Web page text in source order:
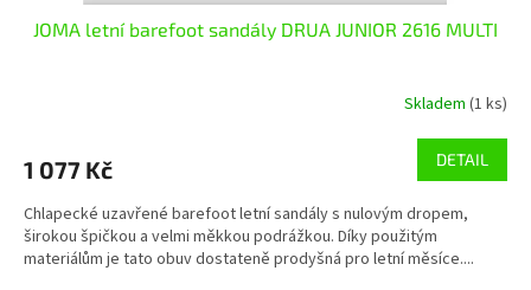
JOMA letní barefoot sandály DRUA JUNIOR 2616 MULTI
Skladem (1 ks)
1 077 Kč DETAIL
Chlapecké uzavřené barefoot letní sandály s nulovým dropem,
širokou špičkou a velmi měkkou podrážkou. Díky použitým
materiálům je tato obuv dostateně prodyšná pro letní měsíce....